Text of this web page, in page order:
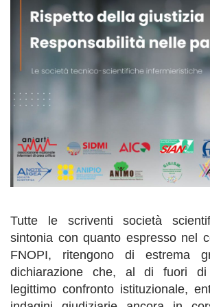
Tutte le scriventi società
sintonia con quanto espresso nel
FNOPI, ritengono di estrema
dichiarazione che, al di fuori
legittimo confronto istituzionale,